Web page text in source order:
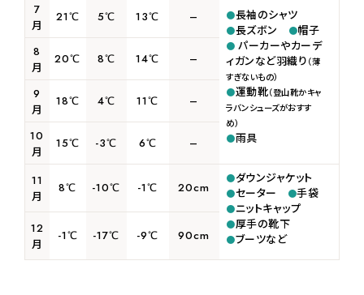
7
月
21℃ 5℃ 13℃ –
長袖のシャツ
長ズボン
帽子
パーカーやカーデ
ィガンなど羽織り （薄
すぎないもの）
運動靴（登山靴かキャ
ラバンシューズがおすす
め）
雨具
8
月
20℃ 8℃ 14℃ –
9
月
18℃ 4℃ 11℃ –
10
月
15℃ -3℃ 6℃ –
11
月
8℃ -10℃ -1℃ 20cm
ダウンジャケット
セーター
手袋
ニットキャップ
厚手の靴下
ブーツなど
12
月
-1℃ -17℃ -9℃ 90cm